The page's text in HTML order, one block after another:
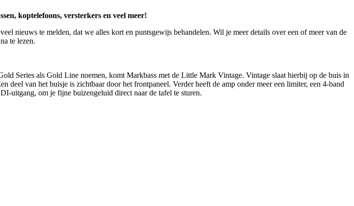
koptelefoons, versterkers en veel meer!
nieuws te melden, dat we alles kort en puntsgewijs behandelen. Wil je meer details over een of meer van de
te lezen.
Series als Gold Line noemen, komt Markbass met de Little Mark Vintage. Vintage slaat hierbij op de buis in
van het buisje is zichtbaar door het frontpaneel. Verder heeft de amp onder meer een limiter, een 4-band
uitgang, om je fijne buizengeluid direct naar de tafel te sturen.